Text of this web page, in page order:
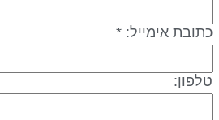
אימייל: *